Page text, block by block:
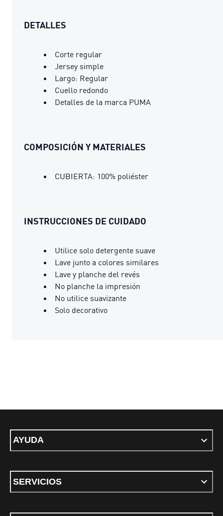
DETALLES
Corte regular
Jersey simple
Largo: Regular
Cuello redondo
Detalles de la marca PUMA
COMPOSICIÓN Y MATERIALES
CUBIERTA: 100% poliéster
INSTRUCCIONES DE CUIDADO
Utilice solo detergente suave
Lave junto a colores similares
Lave y planche del revés
No planche la impresión
No utilice suavizante
Solo decorativo
AYUDA
SERVICIOS